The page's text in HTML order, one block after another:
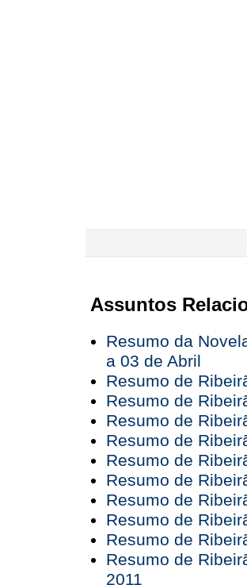
Assuntos
Resumo da
a 03 de Abril
Resumo de
Resumo de
Resumo de
Resumo de
Resumo de
Resumo de
Resumo de
Resumo de
Resumo de
Resumo de
2011